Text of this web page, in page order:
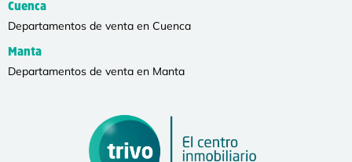
Cuenca
Departamentos de venta en Cuenca
Manta
Departamentos de venta en Manta